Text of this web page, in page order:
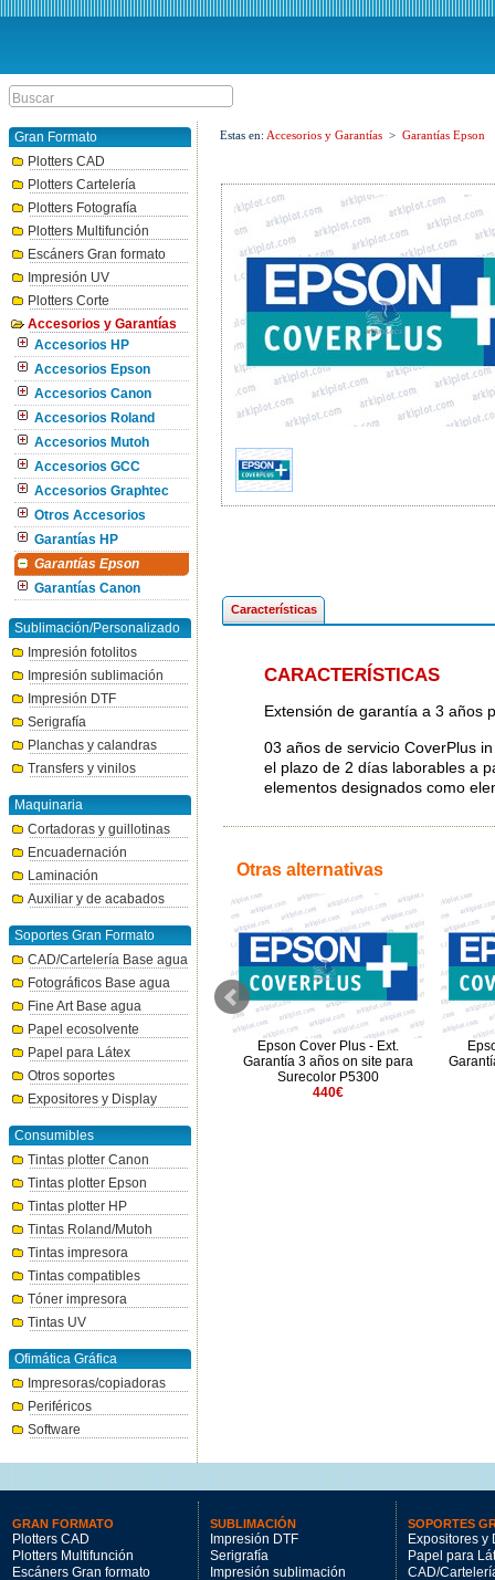
Gran Formato
Plotters CAD
Plotters Cartelería
Plotters Fotografía
Plotters Multifunción
Escáners Gran formato
Impresión UV
Plotters Corte
Accesorios y Garantías
Accesorios HP
Accesorios Epson
Accesorios Canon
Accesorios Roland
Accesorios Mutoh
Accesorios GCC
Accesorios Graphtec
Otros Accesorios
Garantías HP
Garantías Epson
Garantías Canon
Sublimación/Personalizado
Impresión fotolitos
Impresión sublimación
Impresión DTF
Serigrafía
Planchas y calandras
Transfers y vinilos
Maquinaria
Cortadoras y guillotinas
Encuadernación
Laminación
Auxiliar y de acabados
Soportes Gran Formato
CAD/Cartelería Base agua
Fotográficos Base agua
Fine Art Base agua
Papel ecosolvente
Papel para Látex
Otros soportes
Expositores y Display
Consumibles
Tintas plotter Canon
Tintas plotter Epson
Tintas plotter HP
Tintas Roland/Mutoh
Tintas impresora
Tintas compatibles
Tóner impresora
Tintas UV
Ofimática Gráfica
Impresoras/copiadoras
Periféricos
Software
Estas en: Accesorios y Garantías > Garantías Epson
Características
CARACTERÍSTICAS
Extensión de garantía a 3 años
03 años de servicio CoverPlus
el plazo de 2 días laborables a
elementos designados como
Otras alternativas
Epson Cover Plus - Ext.
Garantía 3 años para SC-F501
415€
Epson Cover Plus - Ext.
Garantía 3 años on site para
Surecolor P5300
440€
GRAN FORMATO
Plotters CAD
Plotters Multifunción
Escáners Gran formato
SUBLIMACIÓN
Impresión DTF
Serigrafía
Impresión sublimación
SOPORTES
Expositores y
Papel para
CAD/